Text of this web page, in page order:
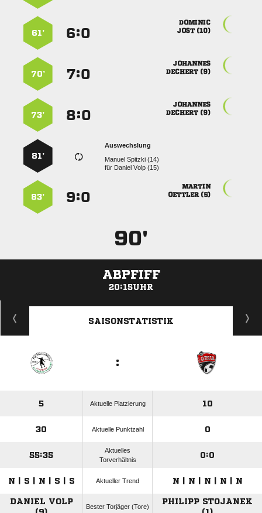

 
:
61’

 
:
70’

 
:
73’
Auswechslung
  
für   
81’

 
:
83’
90'
ABPFIFF
20:15UHR
ANZEIGE
SAISONSTATISTIK
:
5 Aktuelle Platzierung 10
30 Aktuelle Punktzahl 0
55:35
Aktuelles
Torverhältnis
0:0
N | S | N | S | S Aktueller Trend N | N | N | N | N
DANIEL VOLP
Bester Torjäger (Tore)
PHILIPP STOJANEK